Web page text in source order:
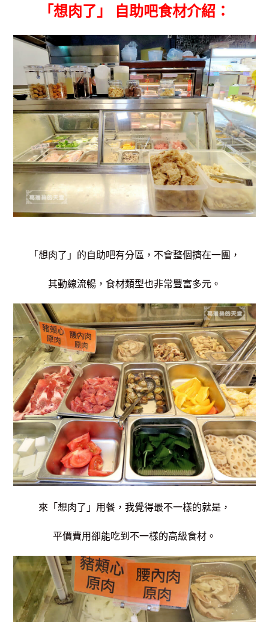
「想肉了」 自助吧食材介紹：
「想肉了」的自助吧有分區，不會整個擠在一團，
其動線流暢，食材類型也非常豐富多元。
來「想肉了」用餐，我覺得最不一樣的就是，
平價費用卻能吃到不一樣的高級食材。